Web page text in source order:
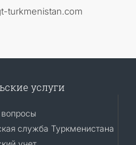
turkmenistan.com
услуги
служба Туркменистана